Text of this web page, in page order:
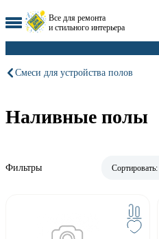
Все для ремонта
и стильного интерьера
Смеси для устройства полов
Наливные полы
Фильтры Сортировать: